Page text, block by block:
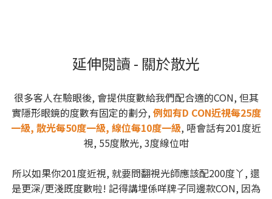
延伸閱讀 - 關於散光
很多客人在驗眼後, 會提供度數給我們配合適的CON, 但其
實隱形眼鏡的度數有固定的劃分,例如有D CON近視每25度
一級, 散光每50度一級, 線位每10度一級, 唔會話有201度近
視, 55度散光, 3度線位咁
所以如果你201度近視, 就要問翻視光師應該配200度丫, 還
是更深/更淺既度數啦! 記得講埋係咩牌子同邊款CON, 因為